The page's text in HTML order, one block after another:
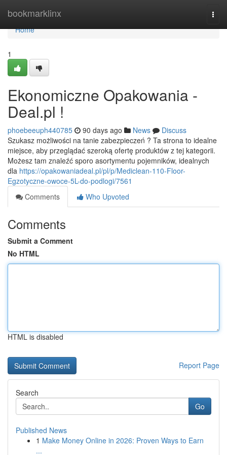
bookmarklinx
Home
Home
1
Ekonomiczne Opakowania -
Deal.pl !
phoebeeuph440785 90 days ago News
Discuss
Szukasz możliwości na tanie zabezpieczeń ? Ta strona to idealne
miejsce, aby przeglądać szeroką ofertę produktów z tej kategorii.
Możesz tam znaleźć sporo asortymentu pojemników, idealnych
dla https://opakowaniadeal.pl/pl/p/Mediclean-110-Floor-
Egzotyczne-owoce-5L-do-podlogi/7561
Comments
Who Upvoted
Comments
Submit a Comment
No HTML
HTML is disabled
Report Page
Search
Go
Published News
1 Make Money Online in 2026: Proven Ways to Earn
...